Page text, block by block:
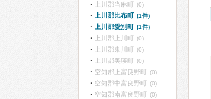
上川郡当麻町 (0)
上川郡比布町 (1件)
上川郡愛別町 (1件)
上川郡上川町 (0)
上川郡東川町 (0)
上川郡美瑛町 (0)
空知郡上富良野町 (0)
空知郡中富良野町 (0)
空知郡南富良野町 (0)